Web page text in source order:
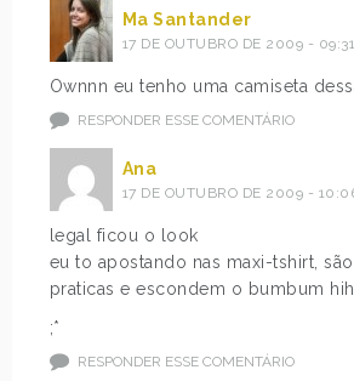
Ma Santander
17 DE OUTUBRO DE 2009 - 09:31
Ownnn eu tenho uma camiseta
RESPONDER ESSE COMENTÁRIO
Ana
17 DE OUTUBRO DE 2009 -
legal ficou o look
eu to apostando nas maxi-tshirt, são
praticas e escondem o bumbum
;*
RESPONDER ESSE COMENTÁRIO